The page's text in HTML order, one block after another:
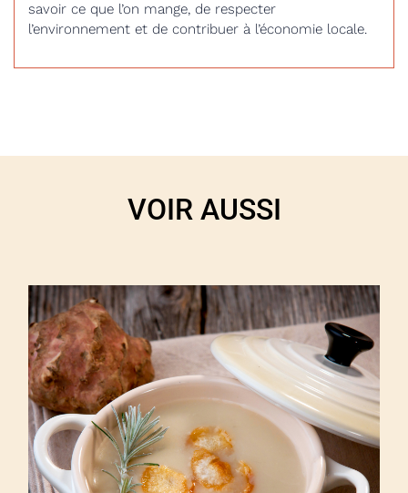
savoir ce que l’on mange, de respecter
l’environnement et de contribuer à l’économie locale.
VOIR AUSSI